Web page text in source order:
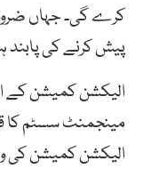
کرے گی۔ جہاں
پیش کرنے کی پابند
الیکشن کمیشن کے
مینجمنٹ سسٹم کا
الیکشن کمیشن کی